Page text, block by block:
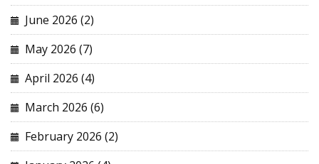
June 2026 (2)
May 2026 (7)
April 2026 (4)
March 2026 (6)
February 2026 (2)